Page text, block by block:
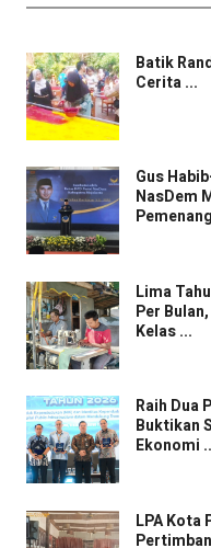
Batik
Cerita ...
Gus
NasDem
Lima
Per
Kelas ...
Raih Dua
Buktikan
Ekonomi
LPA Kota